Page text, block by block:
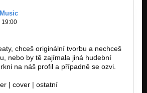
19:00
chceš originální tvorbu a nechceš
nebo by tě zajímala jiná hudební
na náš profil a případně se ozvi.
| cover | ostatní